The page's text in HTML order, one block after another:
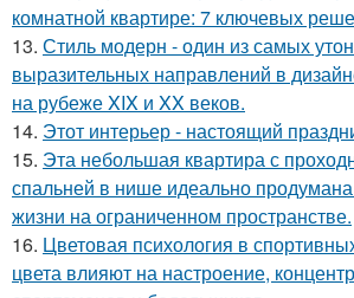
комнатной квартире: 7 ключевых
13. Стиль модерн - один из самых
выразительных направлений в
на рубеже XIX и XX веков.
14. Этот интерьер - настоящий
15. Эта небольшая квартира с
спальней в нише идеально
жизни на ограниченном пространстве.
16. Цветовая психология в
цвета влияют на настроение,